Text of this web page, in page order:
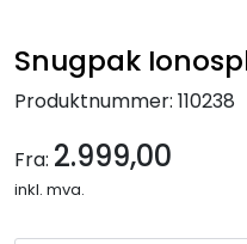
Snugpak
Produktnummer: 110238
Fra: 2.999,00
inkl. mva.